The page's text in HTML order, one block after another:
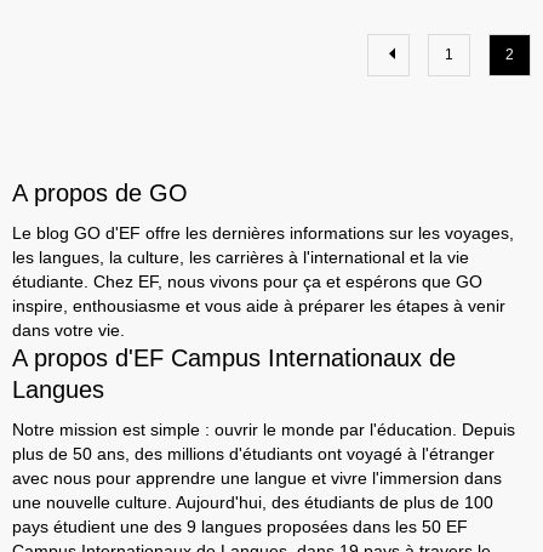
1 2
A propos de GO
Le blog GO d'EF offre les dernières informations sur les voyages,
les langues, la culture, les carrières à l'international et la vie
étudiante. Chez EF, nous vivons pour ça et espérons que GO
inspire, enthousiasme et vous aide à préparer les étapes à venir
dans votre vie.
A propos d'EF Campus Internationaux de
Langues
Notre mission est simple : ouvrir le monde par l'éducation. Depuis
plus de 50 ans, des millions d'étudiants ont voyagé à l'étranger
avec nous pour apprendre une langue et vivre l'immersion dans
une nouvelle culture. Aujourd'hui, des étudiants de plus de 100
pays étudient une des 9 langues proposées dans les 50 EF